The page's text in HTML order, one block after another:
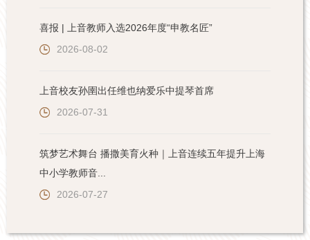
喜报 | 上音教师入选2026年度“申教名匠”
2026-08-02
上音校友孙圉出任维也纳爱乐中提琴首席
2026-07-31
筑梦艺术舞台 播撒美育火种｜上音连续五年提升上海
中小学教师音...
2026-07-27